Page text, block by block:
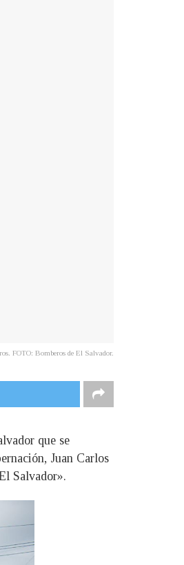
FOTO: Bomberos de El Salvador.
que se
Juan Carlos
Salvador».